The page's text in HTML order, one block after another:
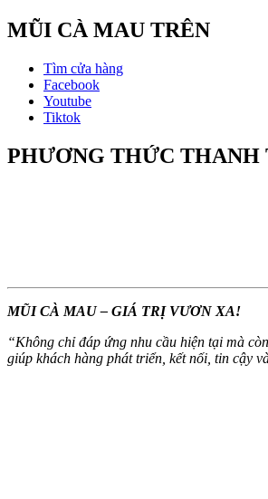
MŨI CÀ MAU TRÊN
Tìm cửa hàng
Facebook
Youtube
Tiktok
PHƯƠNG THỨC THANH
MŨI CÀ MAU – GIÁ TRỊ VƯƠN XA!
“Không chỉ đáp ứng nhu cầu hiện tại mà
giúp khách hàng phát triển, kết nối, tin cậy